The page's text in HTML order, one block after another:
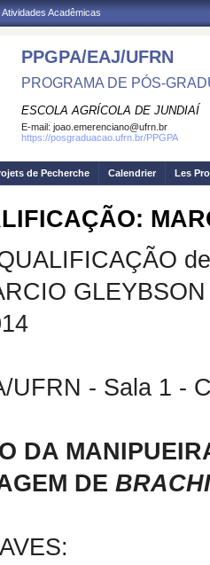
Acadêmicas
PPGPA/EAJ/UFRN
PROGRAMA DE PÓS-
ESCOLA AGRÍCOLA DE JUNDIAÍ
E-mail: joao.emerenciano@ufrn.br
https://posgraduacao.ufrn.br/PPGPA
de Pecherche Calendrier Les
UFRN - Sala 1 -
DA
DE